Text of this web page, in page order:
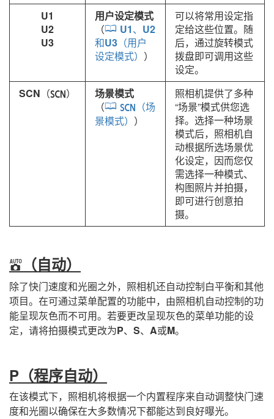
U1
U2
U3
用户设定模式
（
U1、 U2
和U3 （用户
设定模式） ）
可以将常用设定指
定给这些位置。随
后，通过旋转模式
拨盘即可调用这些
设定。
SCN （h ）
场景模式
（
h
（场
景模式） ）
照相机提供了多种
“场景”模式供您选
择。选择一种场景
模式后，照相机自
动根据所选场景优
化设定，因而您仅
需选择一种模式、
构图照片并拍摄，
即可进行创意拍
摄。
b （自动）
除了快门速度和光圈之外，照相机还自动控制白平衡和其他
项目。在可通过菜单配置的功能中，由照相机自动控制的功
能呈现灰色而不可用。若要更改呈现灰色的菜单功能的设
定，请将拍摄模式更改为P、 S、 A或M。
P （程序自动）
在该模式下，照相机将根据一个内置程序来自动调整快门速
度和光圈以确保在大多数情况下都能达到良好曝光。